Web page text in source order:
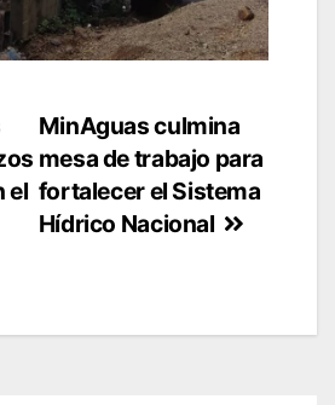
MinAguas culmina
mesa de trabajo para
fortalecer el Sistema
Hídrico Nacional
el